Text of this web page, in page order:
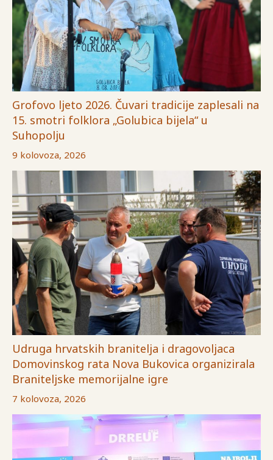
Grofovo ljeto 2026. Čuvari tradicije zaplesali na
15. smotri folklora „Golubica bijela“ u
Suhopolju
9 kolovoza, 2026
Udruga hrvatskih branitelja i dragovoljaca
Domovinskog rata Nova Bukovica organizirala
Braniteljske memorijalne igre
7 kolovoza, 2026